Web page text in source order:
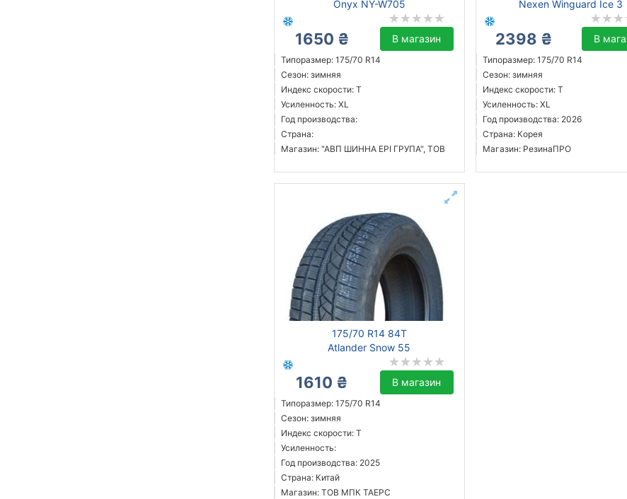
Onyx NY-W705
1650 ₴ В магазин
Типоразмер: 175/70 R14
Сезон: зимняя
Индекс скорости: T
Усиленность: XL
Год производства:
Страна:
Магазин: "АВП ШИННА ЕРІ ГРУПА", ТОВ
Nexen Winguard Ice 3
2398 ₴ В
Типоразмер: 175/70 R14
Сезон: зимняя
Индекс скорости: T
Усиленность: XL
Год производства: 2026
Страна: Корея
Магазин: РезинаПРО
175/70 R14 84T
Atlander Snow 55
1610 ₴ В магазин
Типоразмер: 175/70 R14
Сезон: зимняя
Индекс скорости: T
Усиленность:
Год производства: 2025
Страна: Китай
Магазин: ТОВ МПК ТАЕРС